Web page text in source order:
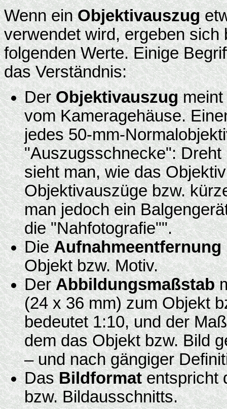
Wenn einObjektivauszug
verwendet wird, ergeben
folgenden Werte. Einige
das Verständnis:
DerObjektivauszugmeint
vom Kameragehäuse.
jedes 50-mm-
"Auszugsschnecke":
sieht man, wie das
Objektivauszüge bzw.
man jedoch ein
die "Nahfotografie"".
DieAufnahmeentfernung
Objekt bzw. Motiv.
DerAbbildungsmaßstab
(24 x 36 mm) zum Objekt
bedeutet 1:10, und der
dem das Objekt bzw. Bild
– und nach gängiger
DasBildformatentspricht
bzw. Bildausschnitts.